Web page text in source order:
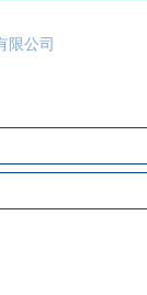
限公司